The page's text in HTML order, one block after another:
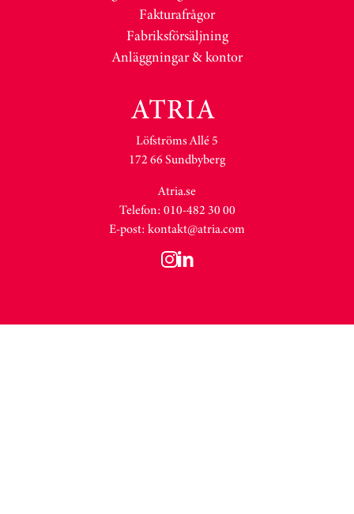
Fakturafrågor
Fabriksförsäljning
Anläggningar & kontor
Löfströms Allé 5
172 66 Sundbyberg
Atria.se
Telefon: 010-482 30 00
E-post: kontakt@atria.com